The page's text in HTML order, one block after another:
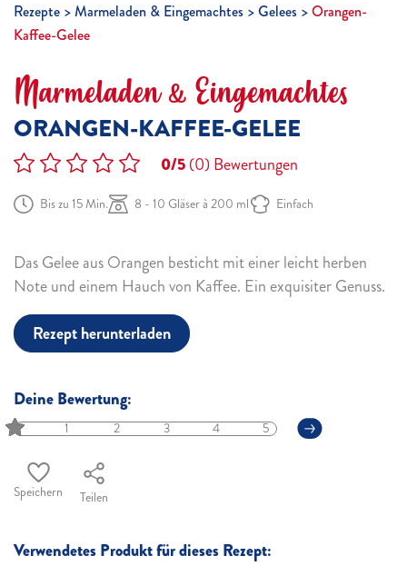
Rezepte Marmeladen & Eingemachtes Gelees
Orangen-
Kaffee-Gelee
Marmeladen & Eingemachtes
ORANGEN-KAFFEE-GELEE
0/5(0)Bewertungen
Bis zu 15 Min. 8 - 10 Gläser à 200 ml Einfach
Das Gelee aus Orangen besticht mit einer leicht herben
Note und einem Hauch von Kaffee. Ein exquisiter Genuss.
Rezept herunterladen
Deine Bewertung:
1 2 3 4 5
Speichern Teilen
Verwendetes Produkt für dieses Rezept: